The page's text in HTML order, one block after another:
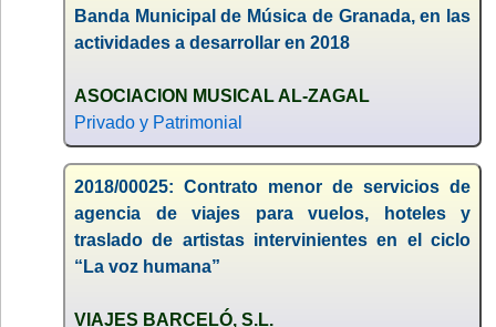
Banda Municipal de Música de Granada, en las
actividades a desarrollar en 2018
ASOCIACION MUSICAL AL-ZAGAL
Privado y Patrimonial
2018/00025: Contrato menor de servicios de
agencia de viajes para vuelos, hoteles y
traslado de artistas intervinientes en el ciclo
“La voz humana”
VIAJES BARCELÓ, S.L.